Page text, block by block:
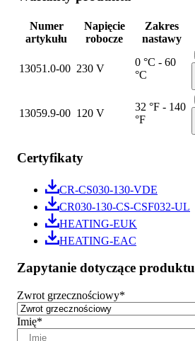
Numer
artykułu
Napięcie
robocze
Zakres
nastawy
13051.0-00 230 V
0 °C - 60
°C
13059.9-00 120 V
32 °F - 140
°F
Certyfikaty
CR-CS030-130-VDE
CR030-130-CS-CSF032-UL
HEATING-EUK
HEATING-EAC
Zapytanie dotyczące produktu
Zwrot grzecznościowy*
Imię*